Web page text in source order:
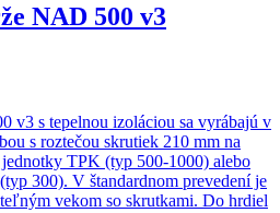
NAD 500 v3
v3 s tepelnou izoláciou sa vyrábajú v
s roztečou skrutiek 210 mm na
TPK (typ 500-1000) alebo
300). V štandardnom prevedení je
vekom so skrutkami. Do hrdiel